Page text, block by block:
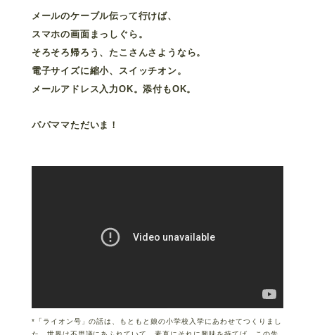
メールのケーブル伝って行けば、
スマホの画面まっしぐら。
そろそろ帰ろう、たこさんさようなら。
電子サイズに縮小、スイッチオン。
メールアドレス入力OK。添付もOK。
パパママただいま！
*「ライオン号」の話は、もともと娘の小学校入学にあわせてつくりまし